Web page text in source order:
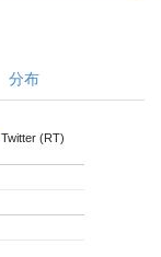
分布
Twitter (RT)